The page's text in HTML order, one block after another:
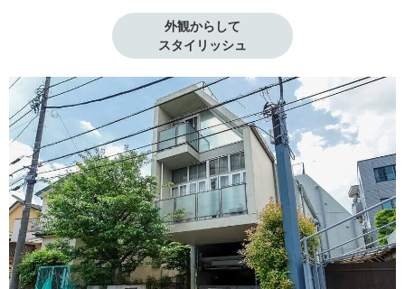
外観からして
スタイリッシュ